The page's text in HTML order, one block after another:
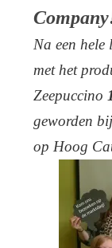
Na een hele
met het
Zeepuccino
geworden
op Hoog